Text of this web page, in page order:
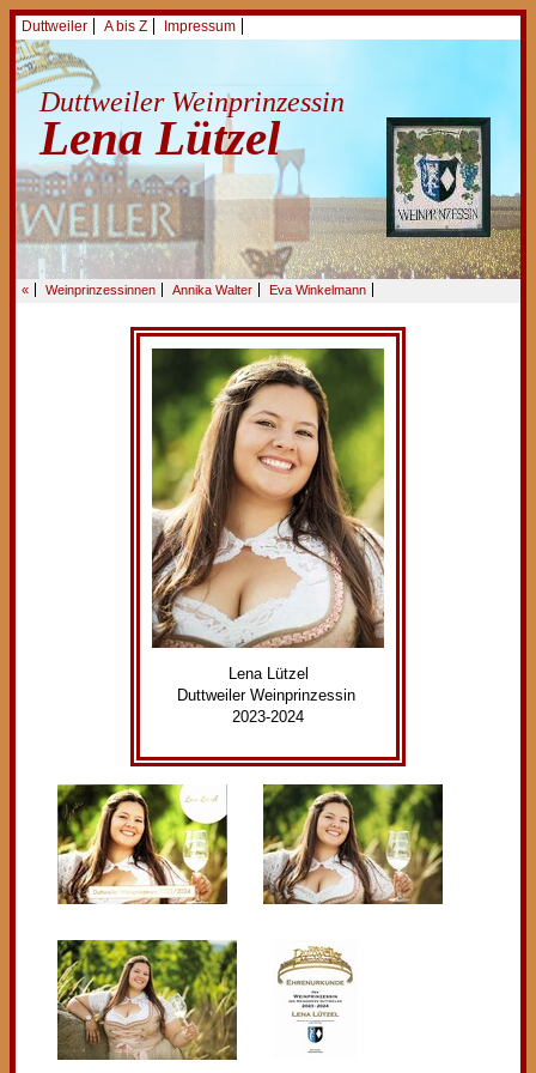
Duttweiler A bis Z Impressum
Duttweiler Weinprinzessin
Lena Lützel
« Weinprinzessinnen Annika Walter Eva Winkelmann
Lena Lützel
Duttweiler Weinprinzessin
2023-2024